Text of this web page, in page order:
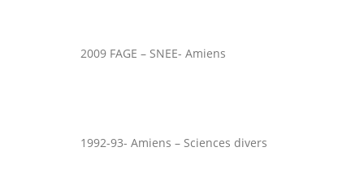
2009 FAGE – SNEE- Amiens
1992-93- Amiens – Sciences divers